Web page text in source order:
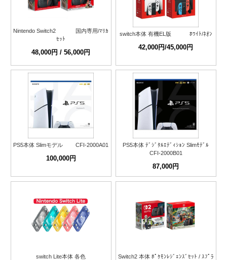
Nintendo Switch2 国内専用/ﾏﾘｶ
ｾｯﾄ
48,000円 / 56,000円
switch本体 有機EL版 ﾎﾜｲﾄ/ﾈｵﾝ
42,000円/45,000円
PS5本体 Slimモデル CFI-2000A01
100,000円
PS5本体 ﾃﾞｼﾞﾀﾙｴﾃﾞｨｼｮﾝ Slimﾓﾃﾞﾙ
CFI-2000B01
87,000円
switch Lite本体 各色
Switch2 本体 ﾎﾟｹﾓﾝﾚｼﾞｪﾝｽﾞｾｯﾄ / ｽﾌﾟﾗ